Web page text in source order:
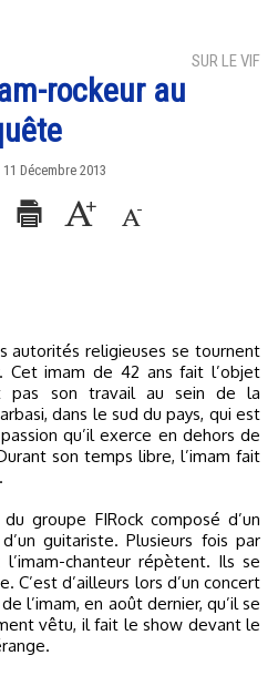
SUR LE VIF
rockeur au
Décembre 2013
Cet imam de 42 ans fait l’objet
pas son travail au sein de la
dans le sud du pays, qui est
qu’il exerce en dehors de
son temps libre, l’imam fait
groupe FIRock composé d’un
guitariste. Plusieurs fois par
chanteur répètent. Ils se
C’est d’ailleurs lors d’un concert
l’imam, en août dernier, qu’il se
vêtu, il fait le show devant le